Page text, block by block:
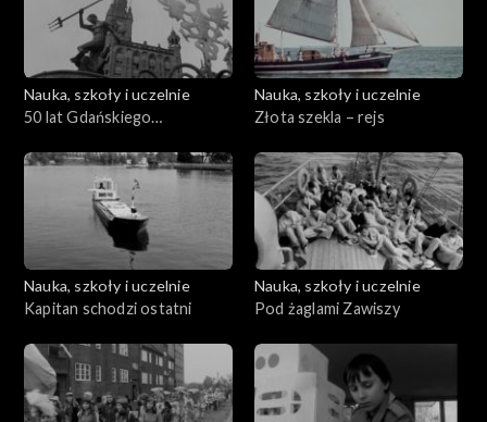
Nauka, szkoły i uczelnie
50 lat Gdańskiego
Nauka, szkoły i uczelnie
Złota szekla – rejs
Nauka, szkoły i uczelnie
Kapitan schodzi ostatni
Nauka, szkoły i uczelnie
Pod żaglami Zawiszy